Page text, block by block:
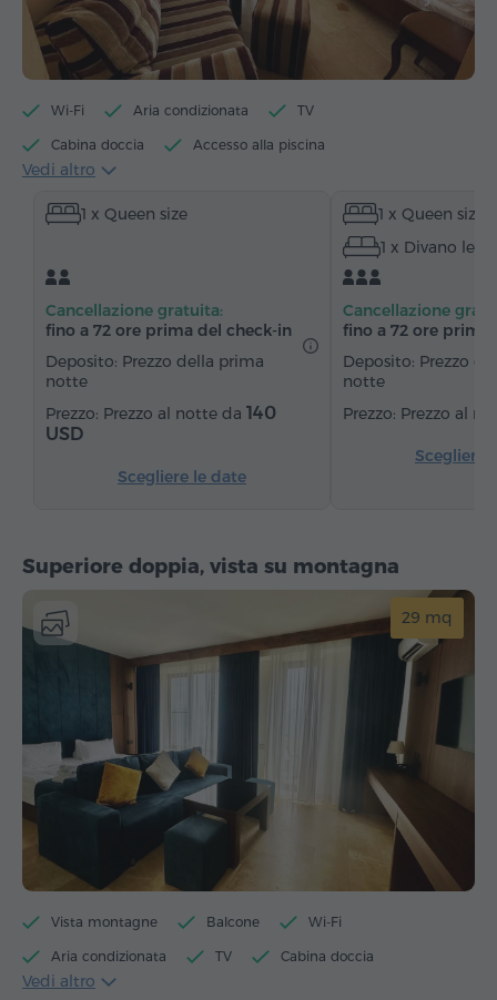
Wi-Fi Aria condizionata TV
Cabina doccia Accesso alla piscina
Accesso alla sauna
Minibar Articoli da toeletta Asciugamani
Asciugacapelli
Riscaldamento
Sedia Telefono
Frigorifero
Vedi altro
1 x Queen size
Cancellazione gratuita:
fino a 72 ore prima del check‑in
Deposito: Prezzo della prima
notte
Prezzo al notte da 140
USD
Scegliere le date
1 x Queen size
1 x Divano letto
Cancellazione
fino a 72 ore prima
Deposito: Prezzo
notte
Prezzo al
Scegliere
Superiore doppia, vista su montagna
29 mq
Vista montagne Balcone Wi-Fi
Aria condizionata TV Cabina doccia
Accesso alla piscina
Vedi altro